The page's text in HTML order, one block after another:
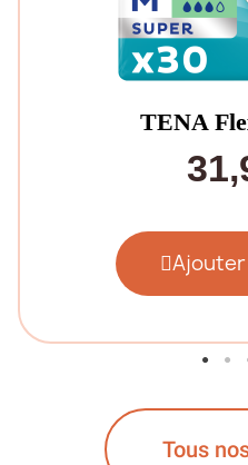
TENA
Ajouter
Tous